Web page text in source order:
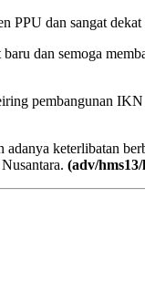
PPU dan sangat
dan semoga
pembangunan
adanya keterlibatan
(adv/